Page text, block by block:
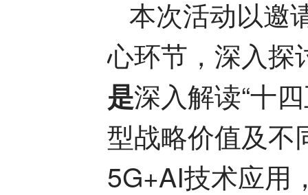
本次活动以邀
心环节，深入探
是深入解读“十
型战略价值及不
5G+AI技术应用